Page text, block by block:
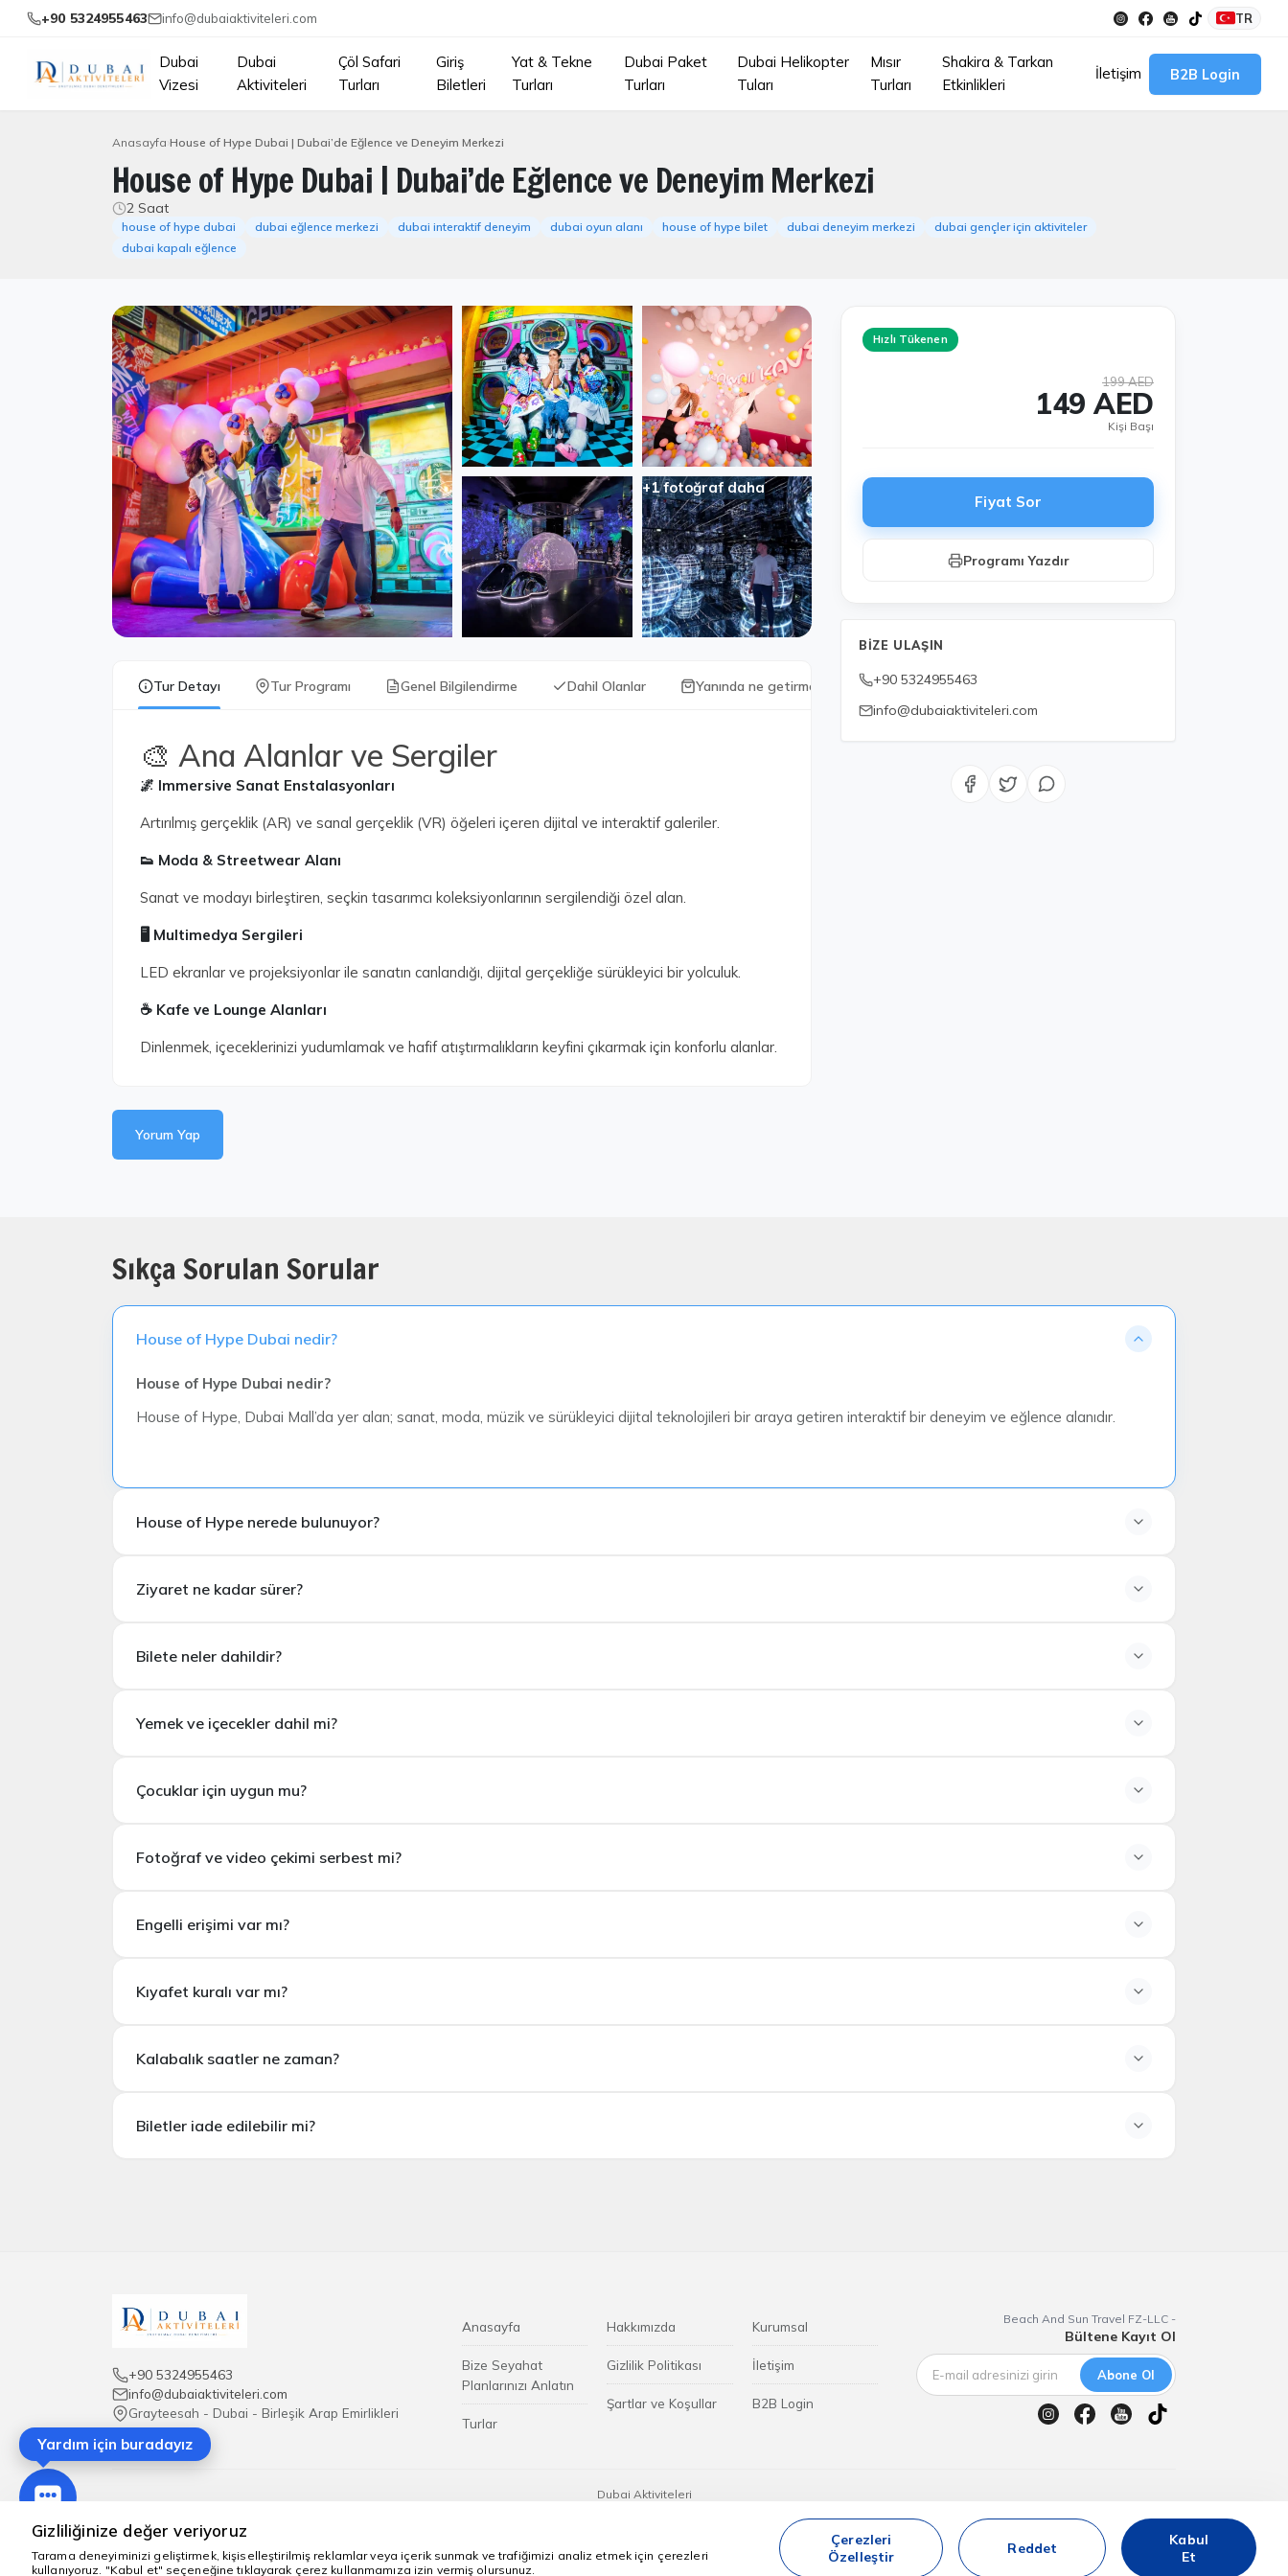
+90 5324955463 info@dubaiaktiviteleri.com TR
Dubai
Vizesi
Dubai
Aktiviteleri
Çöl Safari
Turları
Giriş
Biletleri
Yat & Tekne
Turları
Dubai Paket
Turları
Dubai Helikopter
Tuları
Mısır
Turları
Shakira & Tarkan
Etkinlikleri
İletişim B2B Login
Anasayfa House of Hype Dubai | Dubai’de Eğlence ve Deneyim Merkezi
House of Hype Dubai | Dubai’de Eğlence ve Deneyim Merkezi
2 Saat
house of hype dubai dubai eğlence merkezi dubai interaktif deneyim dubai oyun alanı house of hype bilet dubai deneyim merkezi
dubai gençler için aktiviteler
dubai kapalı eğlence
+1 fotoğraf daha
Tur Detayı Tur Programı Genel Bilgilendirme Dahil Olanlar Yanında ne getirmeli?
🎨 Ana Alanlar ve Sergiler
🌌 Immersive Sanat Enstalasyonları
Artırılmış gerçeklik (AR) ve sanal gerçeklik (VR) öğeleri içeren dijital ve interaktif galeriler.
👟 Moda & Streetwear Alanı
Sanat ve modayı birleştiren, seçkin tasarımcı koleksiyonlarının sergilendiği özel alan.
🖥️ Multimedya Sergileri
LED ekranlar ve projeksiyonlar ile sanatın canlandığı, dijital gerçekliğe sürükleyici bir yolculuk.
☕ Kafe ve Lounge Alanları
Dinlenmek, içeceklerinizi yudumlamak ve hafif atıştırmalıkların keyfini çıkarmak için konforlu alanlar.
Yorum Yap
Hızlı Tükenen
199 AED
149 AED
Kişi Başı
Fiyat Sor
Programı Yazdır
BIZE ULAŞIN
+90 5324955463
info@dubaiaktiviteleri.com
Sıkça Sorulan Sorular
House of Hype Dubai nedir?
House of Hype Dubai nedir?
House of Hype, Dubai Mall’da yer alan; sanat, moda, müzik ve sürükleyici dijital teknolojileri bir araya getiren interaktif bir deneyim ve eğlence alanıdır.
House of Hype nerede bulunuyor?
House of Hype,Dubai Mall içerisinde
Ziyaret ne kadar sürer?
Ziyaret süresi kişiye bağlı olarak ortalama
Bilete neler dahildir?
Bilet; House of Hype Dubai Mall içerisindeki
Yemek ve içecekler dahil mi?
Hayır.Yemek ve içecekler bilete dahil değildir.
Çocuklar için uygun mu?
Evet. House of Hype her yaştan ziyaretçi için uygundur. Bazı dijital deneyimler için yaş sınırlaması olabilir.
Fotoğraf ve video çekimi serbest mi?
Evet. Ziyaret sırasında
Engelli erişimi var mı?
Evet. Alanın büyük bölümü
Kıyafet kuralı var mı?
Kalabalık saatler ne zaman?
Hafta sonları ve akşam saatleri daha yoğun olabilir. Daha sakin bir ziyaret için
Biletler iade edilebilir mi?
+90 5324955463
info@dubaiaktiviteleri.com
Grayteesah - Dubai - Birleşik Arap Emirlikleri
Anasayfa
Bize Seyahat
Planlarınızı Anlatın
Turlar
Hakkımızda
Gizlilik Politikası
Şartlar ve Koşullar
Kurumsal
İletişim
B2B Login
Beach And Sun Travel FZ-LLC -
Bültene Kayıt Ol
Abone Ol
Dubai Aktiviteleri
Sitemizde anılan tüm fiyatlar, yeterli kontenjan olması durumunda geçerli olan başlangıç fiyatlarıdır.
Gizliliğinize değer veriyoruz
Tarama deneyiminizi geliştirmek, kişiselleştirilmiş reklamlar veya içerik sunmak ve trafiğimizi analiz etmek için çerezleri
kullanıyoruz. "Kabul et" seçeneğine tıklayarak çerez kullanmamıza izin vermiş olursunuz.
Çerezleri
Özelleştir
Reddet
Kabul
Et
Yardım için buradayız